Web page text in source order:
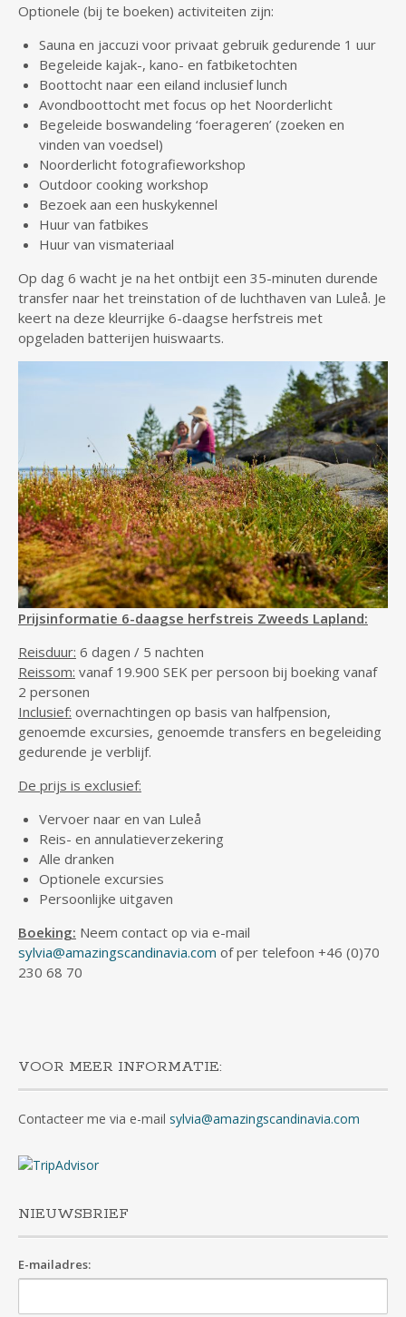
Optionele (bij te boeken) activiteiten zijn:
Sauna en jaccuzi voor privaat gebruik gedurende 1 uur
Begeleide kajak-, kano- en fatbiketochten
Boottocht naar een eiland inclusief lunch
Avondboottocht met focus op het Noorderlicht
Begeleide boswandeling ‘foerageren’ (zoeken en
vinden van voedsel)
Noorderlicht fotografieworkshop
Outdoor cooking workshop
Bezoek aan een huskykennel
Huur van fatbikes
Huur van vismateriaal
Op dag 6 wacht je na het ontbijt een 35-minuten durende
transfer naar het treinstation of de luchthaven van Luleå. Je
keert na deze kleurrijke 6-daagse herfstreis met
opgeladen batterijen huiswaarts.
Prijsinformatie 6-daagse herfstreis Zweeds Lapland:
Reisduur: 6 dagen / 5 nachten
Reissom: vanaf 19.900 SEK per persoon bij boeking vanaf
2 personen
Inclusief: overnachtingen op basis van halfpension,
genoemde excursies, genoemde transfers en begeleiding
gedurende je verblijf.
De prijs is exclusief:
Vervoer naar en van Luleå
Reis- en annulatieverzekering
Alle dranken
Optionele excursies
Persoonlijke uitgaven
Boeking: Neem contact op via e-mail
sylvia@amazingscandinavia.com of per telefoon +46 (0)70
230 68 70
VOOR MEER INFORMATIE:
Contacteer me via e-mail sylvia@amazingscandinavia.com
NIEUWSBRIEF
E-mailadres: